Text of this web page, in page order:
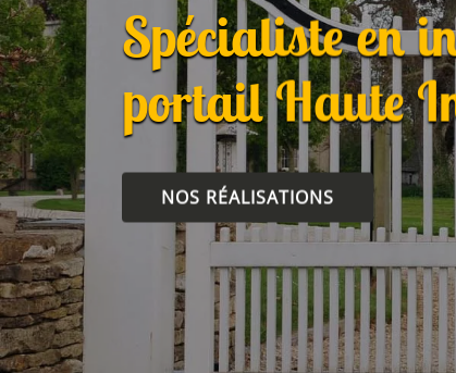
Spécialiste en
portail Haute
NOS RÉALISATIONS